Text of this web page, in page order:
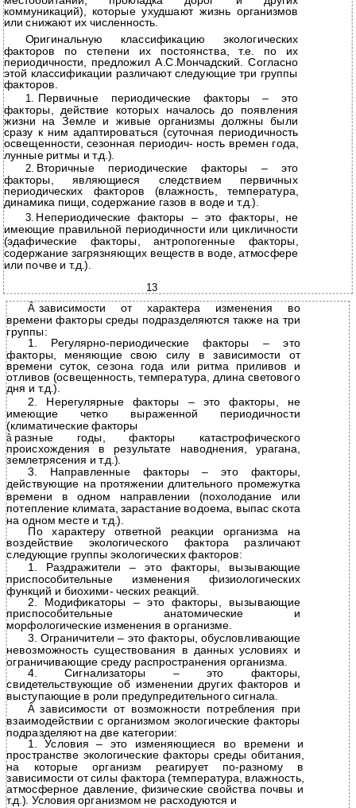
коммуникаций), которые ухудшают жизнь организмов
или снижают их численность.
Оригинальную классификацию экологических
факторов по степени их постоянства, т.е. по их
периодичности, предложил А.С.Мончадский. Согласно
этой классификации различают следующие три группы
факторов.
1. Первичные периодические факторы – это
факторы, действие которых началось до появления
жизни на Земле и живые организмы должны были
сразу к ним адаптироваться (суточная периодичность
освещенности, сезонная периодич- ность времен года,
лунные ритмы и т.д.).
2. Вторичные периодические факторы – это
факторы, являющиеся следствием первичных
периодических факторов (влажность, температура,
динамика пищи, содержание газов в воде и т.д.).
3. Непериодические факторы – это факторы, не
имеющие правильной периодичности или цикличности
(эдафические факторы, антропогенные факторы,
содержание загрязняющих веществ в воде, атмосфере
или почве и т.д.).
13
Â зависимости от характера изменения во
времени факторы среды подразделяются также на три
группы:
1. Регулярно-периодические факторы – это
факторы, меняющие свою силу в зависимости от
времени суток, сезона года или ритма приливов и
отливов (освещенность, температура, длина светового
дня и т.д.).
2. Нерегулярные факторы – это факторы, не
имеющие четко выраженной периодичности
(климатические факторы
â разные годы, факторы катастрофического
происхождения в результате наводнения, урагана,
землетрясения и т.д.).
3. Направленные факторы – это факторы,
действующие на протяжении длительного промежутка
времени в одном направлении (похолодание или
потепление климата, зарастание водоема, выпас скота
на одном месте и т.д.).
По характеру ответной реакции организма на
воздействие экологического фактора различают
следующие группы экологических факторов:
1. Раздражители – это факторы, вызывающие
приспособительные изменения физиологических
функций и биохими- ческих реакций.
2. Модификаторы – это факторы, вызывающие
приспособительные анатомические и
морфологические изменения в организме.
3. Ограничители – это факторы, обусловливающие
невозможность существования в данных условиях и
ограничивающие среду распространения организма.
4. Сигнализаторы – это факторы,
свидетельствующие об изменении других факторов и
выступающие в роли предупредительного сигнала.
Â зависимости от возможности потребления при
взаимодействии с организмом экологические факторы
подразделяют на две категории:
1. Условия – это изменяющиеся во времени и
пространстве экологические факторы среды обитания,
на которые организм реагирует по-разному в
зависимости от силы фактора (температура, влажность,
атмосферное давление, физические свойства почвы и
т.д.). Условия организмом не расходуются и